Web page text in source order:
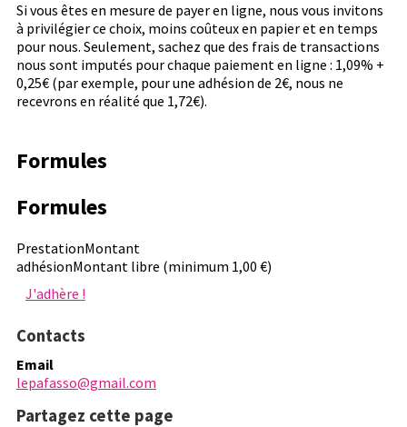
Si vous êtes en mesure de payer en ligne, nous vous invitons
à privilégier ce choix, moins coûteux en papier et en temps
pour nous. Seulement, sachez que des frais de transactions
nous sont imputés pour chaque paiement en ligne : 1,09% +
0,25€ (par exemple, pour une adhésion de 2€, nous ne
recevrons en réalité que 1,72€).
Formules
Formules
PrestationMontant
adhésionMontant libre (minimum 1,00 €)
J'adhère !
Contacts
Email
lepafasso@gmail.com
Partagez cette page